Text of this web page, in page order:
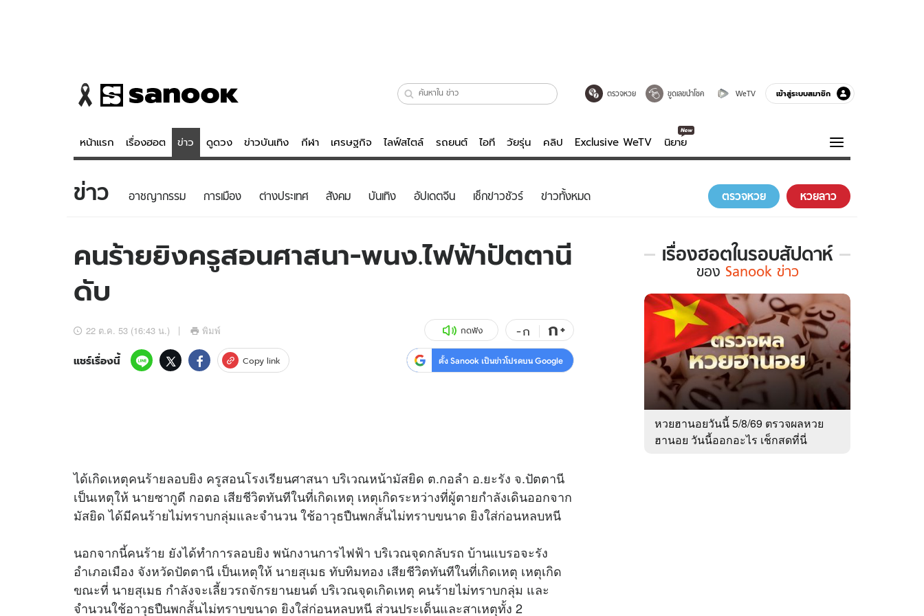
ตรวจหวย ขูดเลขนำโชค WeTV เข้าสู่ระบบสมาชิก
หน้าแรก เรื่องฮอต ข่าว ดูดวง ข่าวบันเทิง กีฬา เศรษฐกิจ ไลฟ์สไตล์ รถยนต์ ไอที วัยรุ่น คลิป Exclusive WeTV นิยาย
ข่าว
ข่าวบันเทิง
ข่าวกีฬา
ข่าวเศรษฐกิจ
อัปเดตจีน
เช็กข่าวชัวร์
ดูดวง - ตรวจหวย
สถิติหวยไทย
ไลฟ์สไตล์
วัยรุ่น
สุขภาพ
เที่ยว-กิน
Tasteful Thailand
บันเทิงครบรส
เกมส์
ดูทีวี
WeTV
Exclusive WeTV
ความรู้รอบตัว
ฮาวทู
สงวนลิขสิทธิ์ ©2569 บริษัท อิมเมจ ฟิวเจอร์ (ประเทศไทย) จำกัด
ข่าว อาชญากรรม การเมือง ต่างประเทศ สังคม บันเทิง อัปเดตจีน เช็กข่าวชัวร์ ข่าวทั้งหมด ตรวจหวย หวยลาว
คนร้ายยิงครูสอนศาสนา-พนง.ไฟฟ้าปัตตานี
ดับ
22 ต.ค. 53 (16:43 น.) พิมพ์ กดฟัง -ก ก+
แชร์เรื่องนี้ Copy link ตั้ง Sanook เป็นข่าวโปรดบน Google
ได้เกิดเหตุคนร้ายลอบยิง ครูสอนโรงเรียนศาสนา บริเวณหน้ามัสยิด ต.กอลำ อ.ยะรัง จ.ปัตตานี
เป็นเหตุให้ นายซากูดี กอตอ เสียชีวิตทันทีในที่เกิดเหตุ เหตุเกิดระหว่างที่ผู้ตายกำลังเดินออกจาก
มัสยิด ได้มีคนร้ายไม่ทราบกลุ่มและจำนวน ใช้อาวุธปืนพกสั้นไม่ทราบขนาด ยิงใส่ก่อนหลบหนี
นอกจากนี้คนร้าย ยังได้ทำการลอบยิง พนักงานการไฟฟ้า บริเวณจุดกลับรถ บ้านแบรอจะรัง
อำเภอเมือง จังหวัดปัตตานี เป็นเหตุให้ นายสุเมธ ทับทิมทอง เสียชีวิตทันทีในที่เกิดเหตุ เหตุเกิด
ขณะที่ นายสุเมธ กำลังจะเลี้ยวรถจักรยานยนต์ บริเวณจุดเกิดเหตุ คนร้ายไม่ทราบกลุ่ม และ
จำนวนใช้อาวุธปืนพกสั้นไม่ทราบขนาด ยิงใส่ก่อนหลบหนี ส่วนประเด็นและสาเหตุทั้ง 2
เรื่องฮอตในรอบสัปดาห์
เรื่อง
ใน
รอบ
สัปดาห์
Sanook
ข่าว
ของ Sanook ข่าว
หวยฮานอยวันนี้ 5/8/69 ตรวจผลหวย
ฮานอย วันนี้ออกอะไร เช็กสดที่นี่